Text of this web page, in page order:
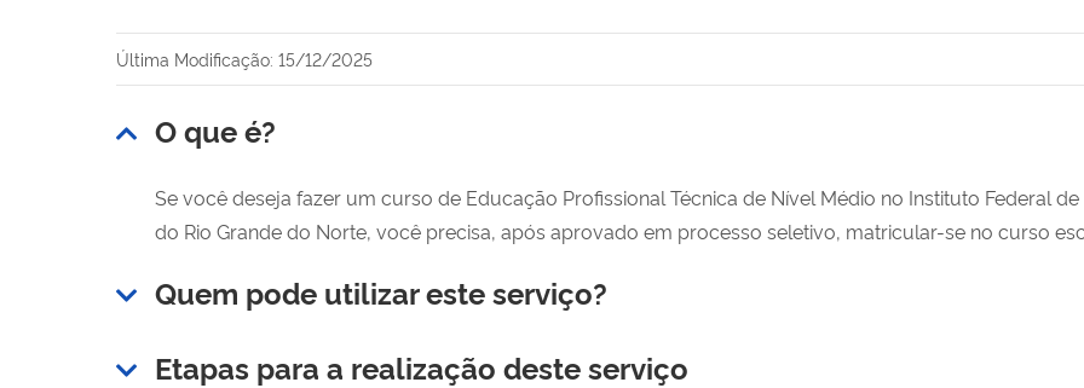
Última Modificação: 15/12/2025
O que é?
Se você deseja fazer um curso de Educação Profissional Técnica de Nível Médio no Instituto Federal
do Rio Grande do Norte, você precisa, após aprovado em processo seletivo, matricular-se no curso
Quem pode utilizar este serviço?
Etapas para a realização deste serviço